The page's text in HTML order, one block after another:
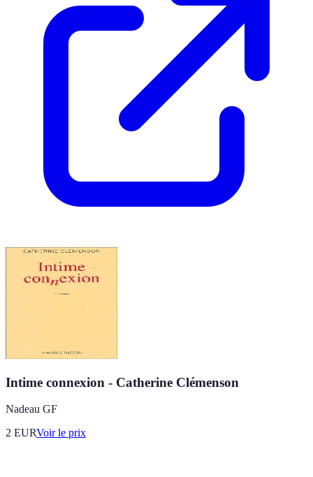
Intime connexion - Catherine Clémenson
Nadeau GF
2 EURVoir le prix